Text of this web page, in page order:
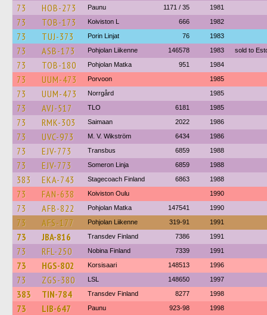
73 HOB-273 Paunu 1171 / 35 1981
73 TOB-173 Koiviston L 666 1982
73 TUJ-373 Porin Linjat 76 1983
73 ASB-173 Pohjolan Liikenne 146578 1983 sold to
73 TOB-180 Pohjolan Matka 951 1984
73 UUM-473 Porvoon 1985
73 UUM-473 Norrgård 1985
73 AVJ-517 TLO 6181 1985
73 RMK-303 Saimaan 2022 1986
73 UVC-973 M. V. Wikström 6434 1986
73 EJV-773 Transbus 6859 1988
73 EJV-773 Someron Linja 6859 1988
383 EKA-743 Stagecoach Finland 6863 1988
73 FAN-638 Koiviston Oulu 1990
73 AFB-822 Pohjolan Matka 147541 1990
73 AFS-177 Pohjolan Liikenne 319-91 1991
73 JBA-816 Transdev Finland 7386 1991
73 RFL-250 Nobina Finland 7339 1991
73 HGS-802 Korsisaari 148513 1996
73 ZGS-380 LSL 148650 1997
383 TIN-784 Transdev Finland 8277 1998
73 LIB-647 Paunu 923-98 1998